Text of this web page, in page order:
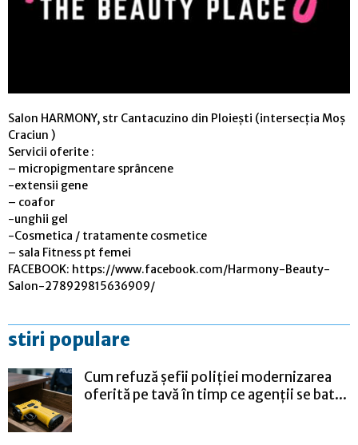
Salon HARMONY, str Cantacuzino din Ploiești (intersecția Moș
Craciun )
Servicii oferite :
– micropigmentare sprâncene
-extensii gene
– coafor
-unghii gel
-Cosmetica / tratamente cosmetice
– sala Fitness pt femei
FACEBOOK: https://www.facebook.com/Harmony-Beauty-
Salon-278929815636909/
stiri populare
Cum refuză șefii poliției modernizarea
oferită pe tavă în timp ce agenții se bat...